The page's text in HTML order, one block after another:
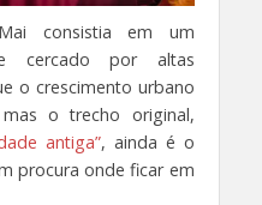
consistia em um
cercado por altas
o crescimento urbano
o trecho original,
antiga”, ainda é o
procura onde ficar em